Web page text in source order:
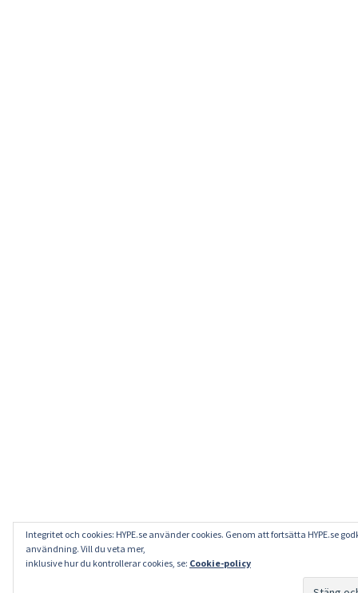
Integritet och cookies: HYPE.se använder cookies. Genom att fortsätta HYPE.se
användning. Vill du veta mer,
inklusive hur du kontrollerar cookies, se: Cookie-policy